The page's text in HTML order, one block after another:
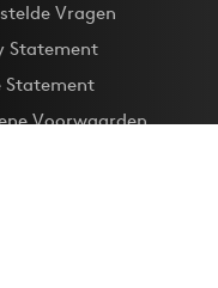
Vragen
Statement
Statement
Voorwaarden